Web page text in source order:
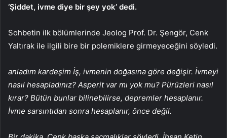
‘Şiddet, ivme diye bir şey yok’ dedi.
Sohbetin ilk bölümlerinde Jeolog Prof. Dr. Şengör, Cenk
Yaltırak ile ilgili bire bir polemiklere girmeyeceğini söyledi.
anladım kardeşim İş, ivmenin doğasına göre değişir. İvmeyi
nasıl hesapladınız? Asperit var mı yok mu? Pürüzleri nasıl
kırar? Bütün bunlar bilinebilirse, depremler hesaplanır.
İvme sarsıntıdan sonra hesaplanır, önce değil.